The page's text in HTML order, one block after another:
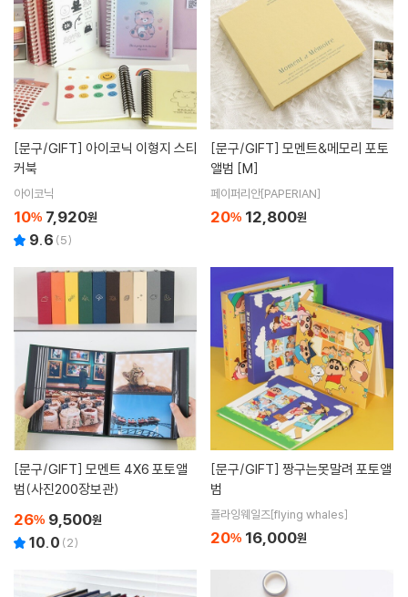
[문구/GIFT]
커북
아이코닉
10% 7,920원
9.6 (5)
[문구/GIFT]
앨범 [M]
페이퍼리안[PAPERIAN]
20% 12,800원
[문구/GIFT]
범(사진200장보관)
26% 9,500원
10.0 (2)
[문구/GIFT]
범
플라잉웨일즈[flying whales]
20% 16,000원